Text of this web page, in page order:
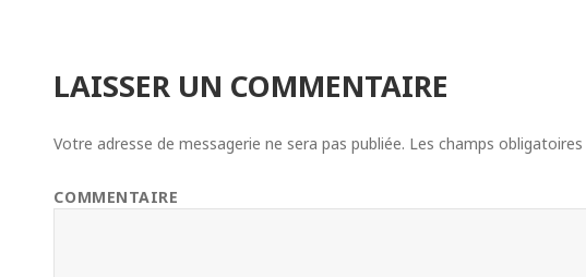
LAISSER UN COMMENTAIRE
Votre adresse de messagerie ne sera pas publiée. Les champs
COMMENTAIRE